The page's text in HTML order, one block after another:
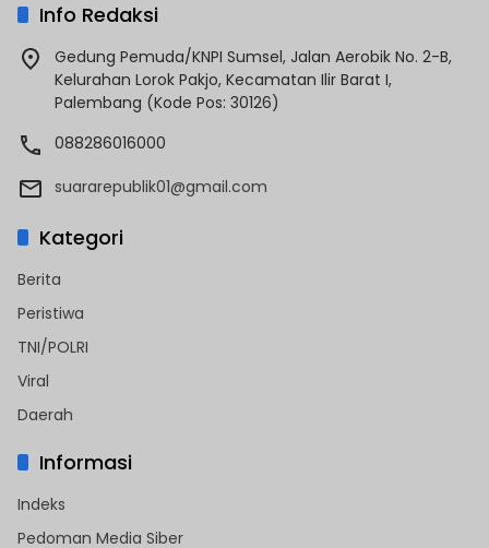
Info Redaksi
Gedung Pemuda/KNPI Sumsel, Jalan Aerobik No. 2-B,
Kelurahan Lorok Pakjo, Kecamatan Ilir Barat I,
Palembang (Kode Pos: 30126)
088286016000
suararepublik01@gmail.com
Kategori
Berita
Peristiwa
TNI/POLRI
Viral
Daerah
Informasi
Indeks
Pedoman Media Siber